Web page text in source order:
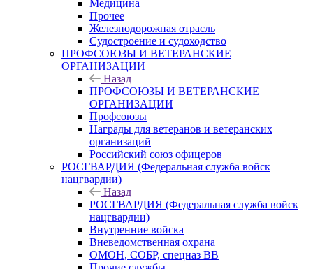
Медицина
Прочее
Железнодорожная отрасль
Судостроение и судоходство
ПРОФСОЮЗЫ И ВЕТЕРАНСКИЕ
ОРГАНИЗАЦИИ
Назад
ПРОФСОЮЗЫ И ВЕТЕРАНСКИЕ
ОРГАНИЗАЦИИ
Профсоюзы
Награды для ветеранов и ветеранских
организаций
Российский союз офицеров
РОСГВАРДИЯ (Федеральная служба войск
нацгвардии)
Назад
РОСГВАРДИЯ (Федеральная служба войск
нацгвардии)
Внутренние войска
Вневедомственная охрана
ОМОН, СОБР, спецназ ВВ